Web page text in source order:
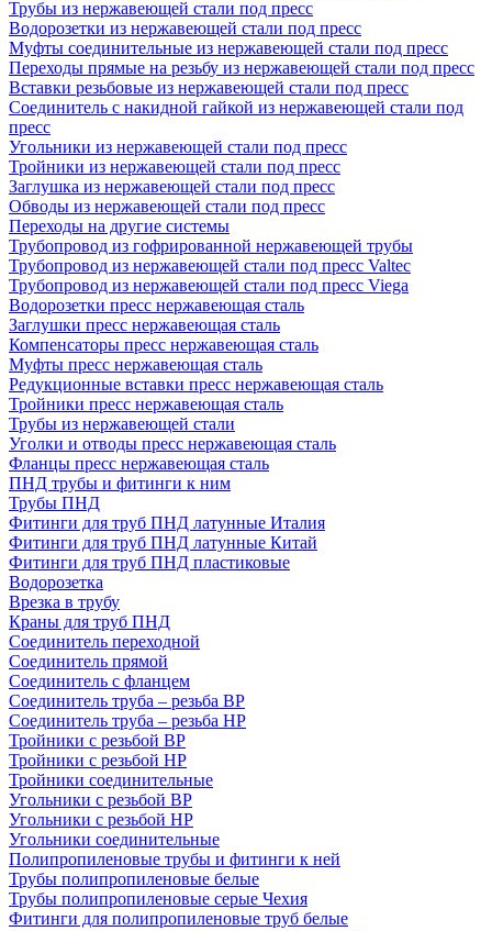
Трубы из нержавеющей стали под пресс
Водорозетки из нержавеющей стали под пресс
Муфты соединительные из нержавеющей стали под пресс
Переходы прямые на резьбу из нержавеющей стали под пресс
Вставки резьбовые из нержавеющей стали под пресс
Соединитель с накидной гайкой из нержавеющей стали под
пресс
Угольники из нержавеющей стали под пресс
Тройники из нержавеющей стали под пресс
Заглушка из нержавеющей стали под пресс
Обводы из нержавеющей стали под пресс
Переходы на другие системы
Трубопровод из гофрированной нержавеющей трубы
Трубопровод из нержавеющей стали под пресс Valtec
Трубопровод из нержавеющей стали под пресс Viega
Водорозетки пресс нержавеющая сталь
Заглушки пресс нержавеющая сталь
Компенсаторы пресс нержавеющая сталь
Муфты пресс нержавеющая сталь
Редукционные вставки пресс нержавеющая сталь
Тройники пресс нержавеющая сталь
Трубы из нержавеющей стали
Уголки и отводы пресс нержавеющая сталь
Фланцы пресс нержавеющая сталь
ПНД трубы и фитинги к ним
Трубы ПНД
Фитинги для труб ПНД латунные Италия
Фитинги для труб ПНД латунные Китай
Фитинги для труб ПНД пластиковые
Водорозетка
Врезка в трубу
Краны для труб ПНД
Соединитель переходной
Соединитель прямой
Соединитель с фланцем
Соединитель труба – резьба ВР
Соединитель труба – резьба НР
Тройники с резьбой ВР
Тройники с резьбой НР
Тройники соединительные
Угольники с резьбой ВР
Угольники с резьбой НР
Угольники соединительные
Полипропиленовые трубы и фитинги к ней
Трубы полипропиленовые белые
Трубы полипропиленовые серые Чехия
Фитинги для полипропиленовые труб белые